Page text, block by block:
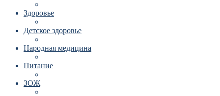
Здоровье
Детское здоровье
Народная медицина
Питание
ЗОЖ